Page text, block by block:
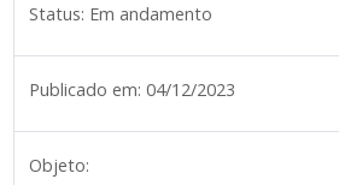
Status: Em andamento
Publicado em: 04/12/2023
Objeto: